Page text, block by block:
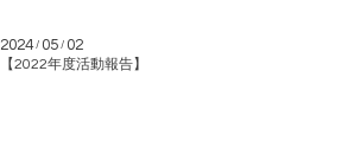
2024 / 05 / 02
【2022年度活動報告】